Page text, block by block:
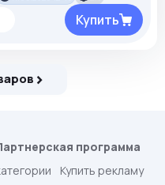
Купить
программа
Купить рекламу